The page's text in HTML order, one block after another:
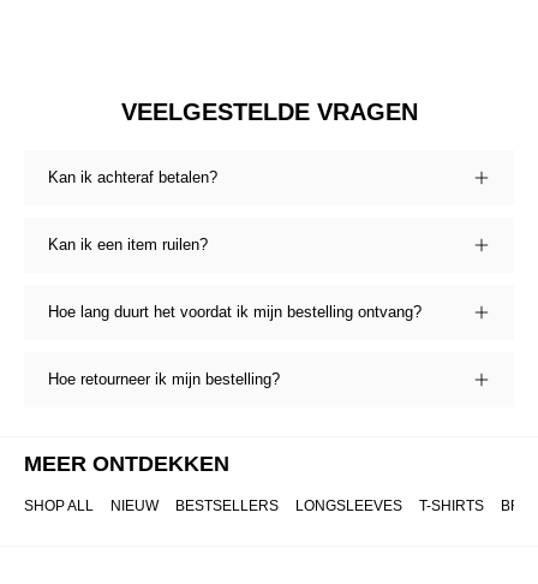
VEELGESTELDE VRAGEN
Kan ik achteraf betalen?
Kan ik een item ruilen?
Hoe lang duurt het voordat ik mijn bestelling ontvang?
Hoe retourneer ik mijn bestelling?
MEER ONTDEKKEN
SHOP ALL NIEUW BESTSELLERS LONGSLEEVES T-SHIRTS